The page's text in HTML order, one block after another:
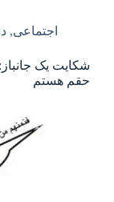
اجتماعی,
حقم هستم